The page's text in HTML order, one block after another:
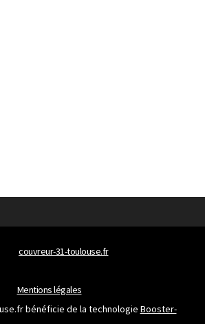
couvreur-31-toulouse.fr
Mentions légales
bénéficie de la technologie Booster-